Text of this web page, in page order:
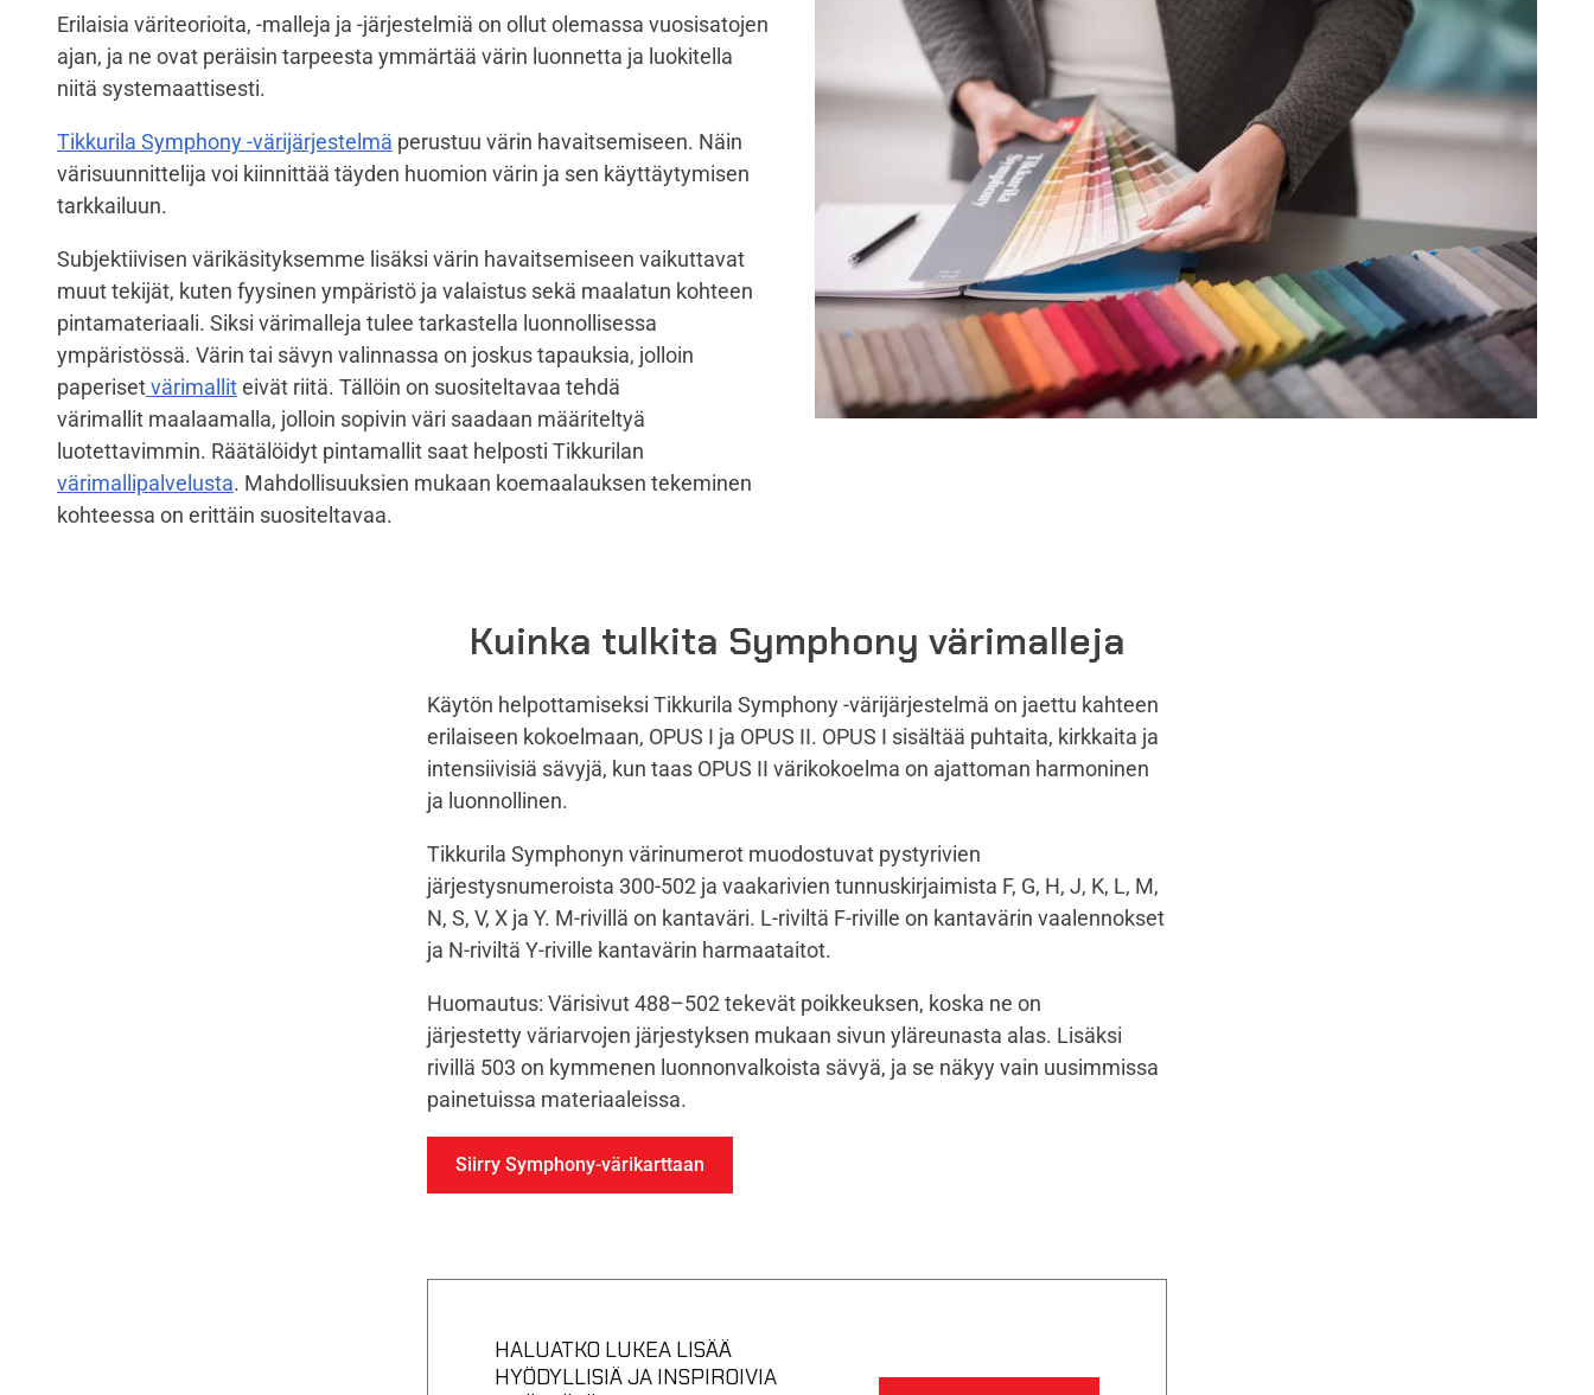
Erilaisia väriteorioita, -malleja ja -järjestelmiä on ollut olemassa vuosisatojen
ajan, ja ne ovat peräisin tarpeesta ymmärtää värin luonnetta ja luokitella
niitä systemaattisesti.
Tikkurila Symphony -värijärjestelmä perustuu värin havaitsemiseen. Näin
värisuunnittelija voi kiinnittää täyden huomion värin ja sen käyttäytymisen
tarkkailuun.
Subjektiivisen värikäsityksemme lisäksi värin havaitsemiseen vaikuttavat
muut tekijät, kuten fyysinen ympäristö ja valaistus sekä maalatun kohteen
pintamateriaali. Siksi värimalleja tulee tarkastella luonnollisessa
ympäristössä. Värin tai sävyn valinnassa on joskus tapauksia, jolloin
paperisetvärimalliteivät riitä. Tällöin on suositeltavaa tehdä
värimallit maalaamalla, jolloin sopivin väri saadaan määriteltyä
luotettavimmin. Räätälöidyt pintamallit saat helposti Tikkurilan
värimallipalvelusta. Mahdollisuuksien mukaan koemaalauksen tekeminen
kohteessa on erittäin suositeltavaa.
Kuinka tulkita Symphony värimalleja
Käytön helpottamiseksi Tikkurila Symphony -värijärjestelmä on jaettu kahteen
erilaiseen kokoelmaan, OPUS I ja OPUS II. OPUS I sisältää puhtaita, kirkkaita ja
intensiivisiä sävyjä, kun taas OPUS II värikokoelma on ajattoman harmoninen
ja luonnollinen.
Tikkurila Symphonyn värinumerot muodostuvat pystyrivien
järjestysnumeroista 300-502 ja vaakarivien tunnuskirjaimista F, G, H, J, K, L, M,
N, S, V, X ja Y. M-rivillä on kantaväri. L-riviltä F-riville on kantavärin vaalennokset
ja N-riviltä Y-riville kantavärin harmaataitot.
Huomautus: Värisivut 488–502 tekevät poikkeuksen, koska ne on
järjestetty väriarvojen järjestyksen mukaan sivun yläreunasta alas. Lisäksi
rivillä 503 on kymmenen luonnonvalkoista sävyä, ja se näkyy vain uusimmissa
painetuissa materiaaleissa.
Siirry Symphony-värikarttaan
HALUATKO LUKEA LISÄÄ
HYÖDYLLISIÄ JA INSPIROIVIA